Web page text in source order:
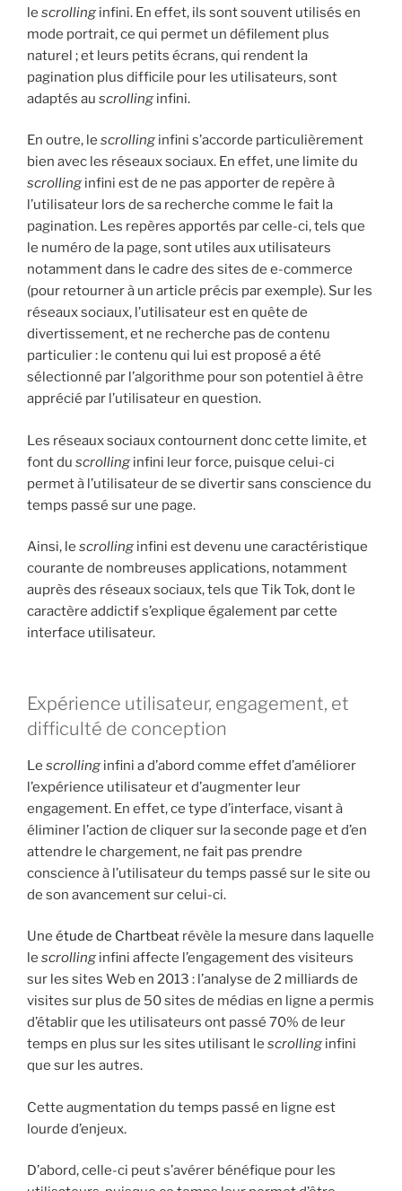
le scrolling infini. En effet, ils sont souvent utilisés en
mode portrait, ce qui permet un défilement plus
naturel ; et leurs petits écrans, qui rendent la
pagination plus difficile pour les utilisateurs, sont
adaptés au scrolling infini.
En outre, le scrolling infini s’accorde particulièrement
bien avec les réseaux sociaux. En effet, une limite du
scrolling infini est de ne pas apporter de repère à
l’utilisateur lors de sa recherche comme le fait la
pagination. Les repères apportés par celle-ci, tels que
le numéro de la page, sont utiles aux utilisateurs
notamment dans le cadre des sites de e-commerce
(pour retourner à un article précis par exemple). Sur les
réseaux sociaux, l’utilisateur est en quête de
divertissement, et ne recherche pas de contenu
particulier : le contenu qui lui est proposé a été
sélectionné par l’algorithme pour son potentiel à être
apprécié par l’utilisateur en question.
Les réseaux sociaux contournent donc cette limite, et
font du scrolling infini leur force, puisque celui-ci
permet à l’utilisateur de se divertir sans conscience du
temps passé sur une page.
Ainsi, le scrolling infini est devenu une caractéristique
courante de nombreuses applications, notamment
auprès des réseaux sociaux, tels que Tik Tok, dont le
caractère addictif s’explique également par cette
interface utilisateur.
Expérience utilisateur, engagement, et
difficulté de conception
Le scrolling infini a d’abord comme effet d’améliorer
l’expérience utilisateur et d’augmenter leur
engagement. En effet, ce type d’interface, visant à
éliminer l’action de cliquer sur la seconde page et d’en
attendre le chargement, ne fait pas prendre
conscience à l’utilisateur du temps passé sur le site ou
de son avancement sur celui-ci.
Une étude de Chartbeat révèle la mesure dans laquelle
le scrolling infini affecte l’engagement des visiteurs
sur les sites Web en 2013 : l’analyse de 2 milliards de
visites sur plus de 50 sites de médias en ligne a permis
d’établir que les utilisateurs ont passé 70% de leur
temps en plus sur les sites utilisant le scrolling infini
que sur les autres.
Cette augmentation du temps passé en ligne est
lourde d’enjeux.
D’abord, celle-ci peut s’avérer bénéfique pour les